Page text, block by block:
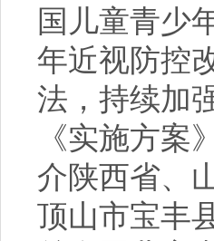
国儿童青少
年近视防控
法，持续加
《实施方
介陕西省、
顶山市宝丰